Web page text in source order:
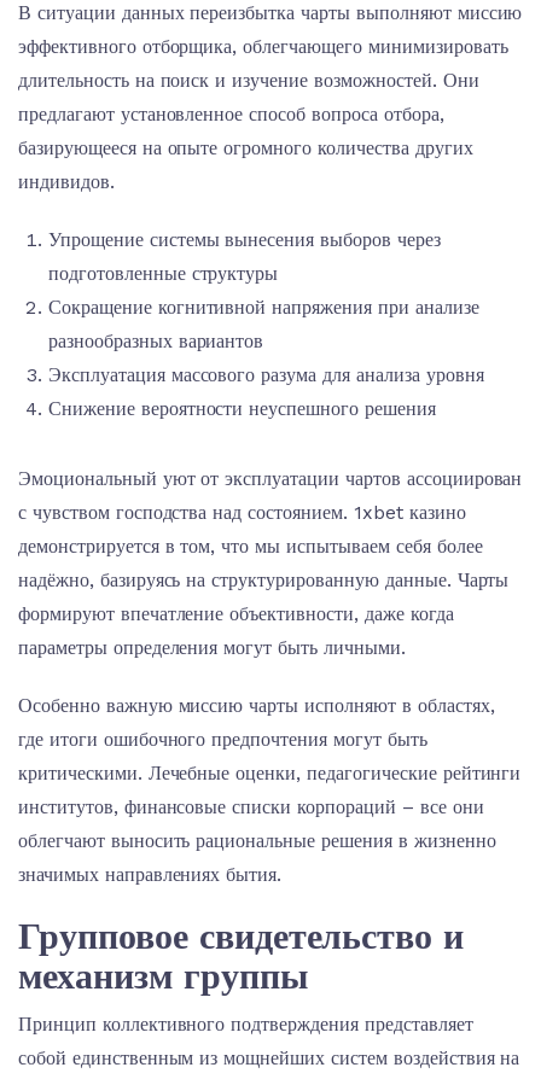
В ситуации данных переизбытка чарты выполняют миссию
эффективного отборщика, облегчающего минимизировать
длительность на поиск и изучение возможностей. Они
предлагают установленное способ вопроса отбора,
базирующееся на опыте огромного количества других
индивидов.
Упрощение системы вынесения выборов через
подготовленные структуры
Сокращение когнитивной напряжения при анализе
разнообразных вариантов
Эксплуатация массового разума для анализа уровня
Снижение вероятности неуспешного решения
Эмоциональный уют от эксплуатации чартов ассоциирован
с чувством господства над состоянием. 1xbet казино
демонстрируется в том, что мы испытываем себя более
надёжно, базируясь на структурированную данные. Чарты
формируют впечатление объективности, даже когда
параметры определения могут быть личными.
Особенно важную миссию чарты исполняют в областях,
где итоги ошибочного предпочтения могут быть
критическими. Лечебные оценки, педагогические рейтинги
институтов, финансовые списки корпораций – все они
облегчают выносить рациональные решения в жизненно
значимых направлениях бытия.
Групповое свидетельство и
механизм группы
Принцип коллективного подтверждения представляет
собой единственным из мощнейших систем воздействия на